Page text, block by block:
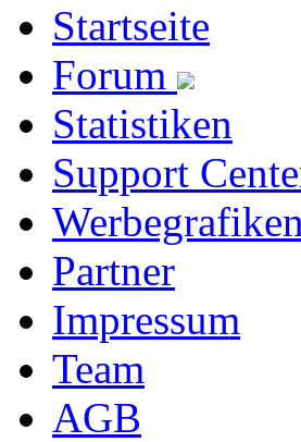
Startseite
Forum
Statistiken
Support
Werbegrafiken
Partner
Impressum
Team
AGB